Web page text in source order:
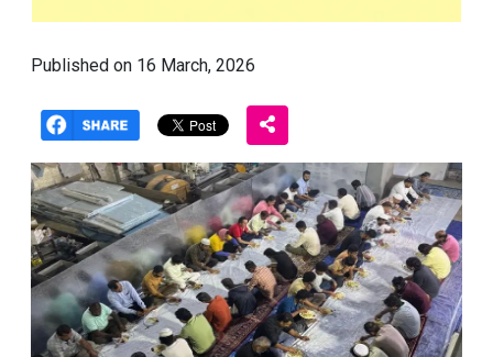
Published on 16 March, 2026